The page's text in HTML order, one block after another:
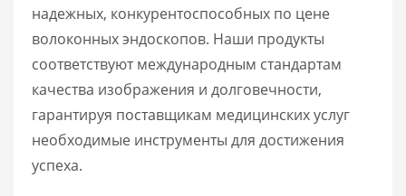
надежных, конкурентоспособных по цене
волоконных эндоскопов. Наши продукты
соответствуют международным стандартам
качества изображения и долговечности,
гарантируя поставщикам медицинских услуг
необходимые инструменты для достижения
успеха.